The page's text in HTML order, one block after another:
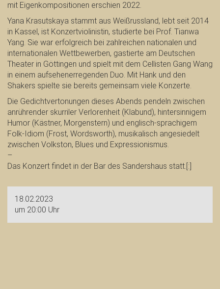
mit Eigenkompositionen erschien 2022.
Yana Krasutskaya stammt aus Weißrussland, lebt seit 2014
in Kassel, ist Konzertviolinistin, studierte bei Prof. Tianwa
Yang. Sie war erfolgreich bei zahlreichen nationalen und
internationalen Wettbewerben, gastierte am Deutschen
Theater in Göttingen und spielt mit dem Cellisten Gang Wang
in einem aufsehenerregenden Duo. Mit Hank und den
Shakers spielte sie bereits gemeinsam viele Konzerte.
Die Gedichtvertonungen dieses Abends pendeln zwischen
anrührender skurriler Verlorenheit (Klabund), hintersinnigem
Humor (Kästner, Morgenstern) und englisch-sprachigem
Folk-Idiom (Frost, Wordsworth), musikalisch angesiedelt
zwischen Volkston, Blues und Expressionismus.
–
Das Konzert findet in der Bar des Sandershaus statt.[:]
18.02.2023
um 20:00 Uhr